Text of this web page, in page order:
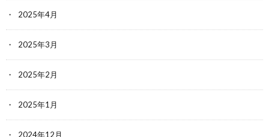
2025年4月
2025年3月
2025年2月
2025年1月
2024年12月